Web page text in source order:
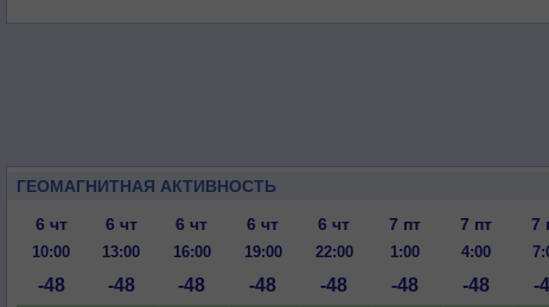
ГЕОМАГНИТНАЯ АКТИВНОСТЬ
6 чт
6 чт 6 чт 6 чт 6 чт 7 пт 7 пт 7
10:00 13:00 16:00 19:00 22:00 1:00 4:00
-48 -48 -48 -48 -48 -48 -48 -